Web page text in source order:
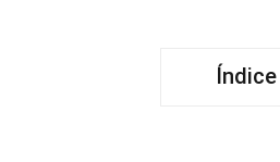
Índice